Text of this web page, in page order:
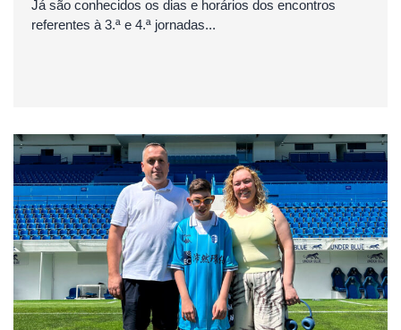
Já são conhecidos os dias e horários dos encontros
referentes à 3.ª e 4.ª jornadas...